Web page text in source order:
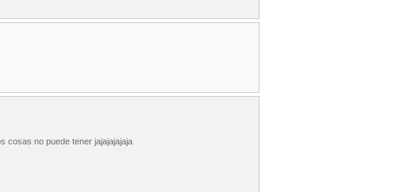
cosas no puede tener jajajajajaja